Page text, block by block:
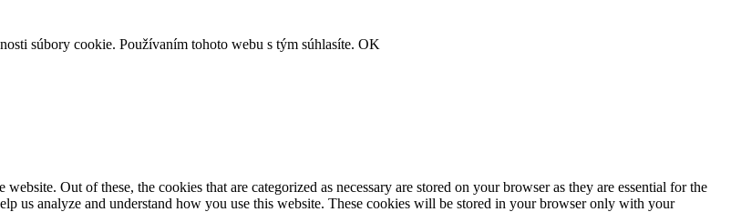
súbory cookie. Používaním tohoto webu s tým súhlasíte. OK
Out of these, the cookies that are categorized as necessary are stored on your browser as they are essential for the
us analyze and understand how you use this website. These cookies will be stored in your browser only with your